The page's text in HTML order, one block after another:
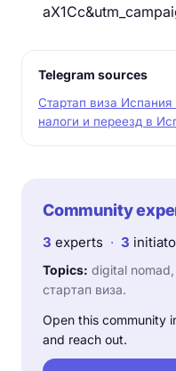
Telegram sources
Стартап виза
налоги и переезд в
Community
3 experts · 3
Topics: digital nomad,
стартап виза.
Open this community
and reach out.